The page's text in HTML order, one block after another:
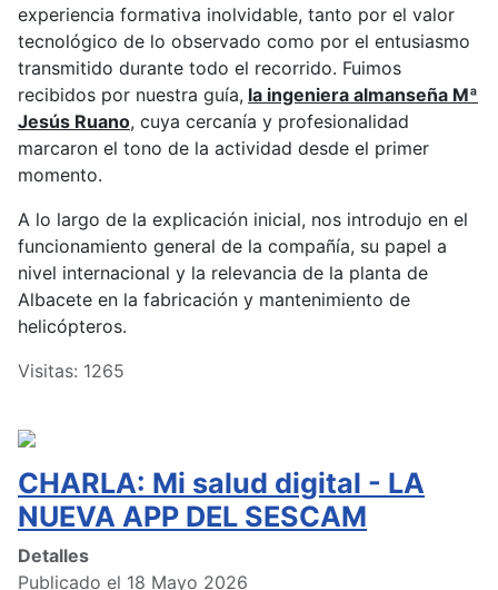
experiencia formativa inolvidable, tanto por el valor
tecnológico de lo observado como por el entusiasmo
transmitido durante todo el recorrido. Fuimos
recibidos por nuestra guía, la ingeniera almanseña Mª
Jesús Ruano, cuya cercanía y profesionalidad
marcaron el tono de la actividad desde el primer
momento.
A lo largo de la explicación inicial, nos introdujo en el
funcionamiento general de la compañía, su papel a
nivel internacional y la relevancia de la planta de
Albacete en la fabricación y mantenimiento de
helicópteros.
Visitas: 1265
CHARLA: Mi salud digital - LA
NUEVA APP DEL SESCAM
Detalles
Publicado el 18 Mayo 2026